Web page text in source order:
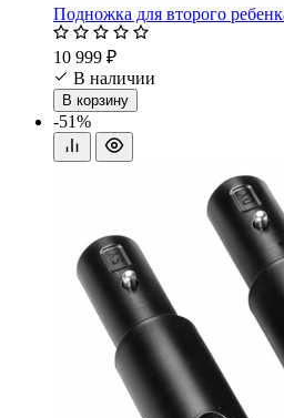
Подножка для второго
10 999 ₽
В наличии
В корзину
-51%